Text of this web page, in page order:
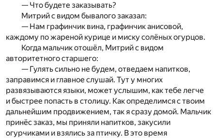
— Что будете заказывать?
Митрий с видом бывалого заказал:
— Нам графинчик вина, графинчик анисовой,
каждому по жареной курице и миску солёных огурцов.
Когда мальчик отошёл, Митрий с видом
авторитетного старшего:
— Гулять сильно не будем, отведаем напитков,
заправимся и главное слушай. Тут у многих
развязываются языки, может услышим, как тебе легче
и быстрее попасть в столицу. Как определимся с твоим
дальнейшим продвижением, так я сразу домой. Мальчик
принёс заказ, мы приняли напитков, закусили
огурчиками и взялись за птичку. В это время